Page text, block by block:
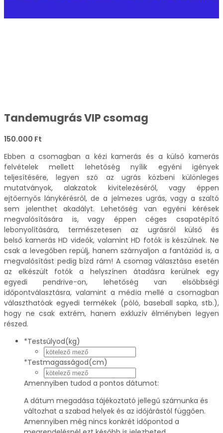
Tandemugrás VIP csomag
150.000 Ft
Ebben a csomagban a kézi kamerás és a külső kamerás
felvételek mellett lehetőség nyílik egyéni igények
teljesítésére, legyen szó az ugrás közbeni különleges
mutatványok, alakzatok kivitelezéséről, vagy éppen
ejtőernyős lánykérésről, de a jelmezes ugrás, vagy a szaltó
sem jelenthet akadályt. Lehetőség van egyéni kérések
megvalósítására is, vagy éppen céges csapatépítő
lebonyolítására, természetesen az ugrásról külső és
belső kamerás HD videók, valamint HD fotók is készülnek. Ne
csak a levegőben repülj, hanem szárnyaljon a fantáziád is, a
megvalósítást pedig bízd rám! A csomag választása esetén
az elkészült fotók a helyszínen átadásra kerülnek egy
egyedi pendrive-on, lehetőség van elsőbbségi
időpontválasztásra, valamint a média mellé a csomagban
választhatóak egyedi termékek (póló, baseball sapka, stb.),
hogy ne csak extrém, hanem exkluzív élményben legyen
részed.
*Testsúlyod(kg)
*Testmagasságod(cm)
Amennyiben tudod a pontos dátumot:
A dátum megadása tájékoztató jellegű számunka és
változhat a szabad helyek és az időjárástól függően.
Amennyiben még nincs konkrét időpontod a